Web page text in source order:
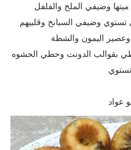
وضيفي الملح والفلفل
تستوي وضيفي السبانخ وقلبيهم
اليمون والشطة
بقوالب الدونت وحطي الحشوه
عواد